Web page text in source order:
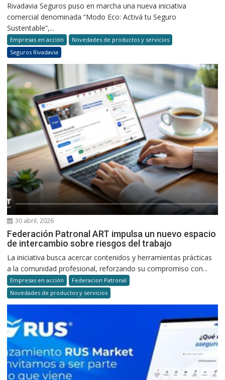
Rivadavia Seguros puso en marcha una nueva iniciativa
comercial denominada “Modo Eco: Activá tu Seguro
Sustentable”,...
Empresas en acción
Novedades de productos y servicios
Seguros Rivadavia
30 abril, 2026
Federación Patronal ART impulsa un nuevo espacio
de intercambio sobre riesgos del trabajo
La iniciativa busca acercar contenidos y herramientas prácticas
a la comunidad profesional, reforzando su compromiso con...
Empresas en acción
Federacion Patronal
Novedades de productos y servicios